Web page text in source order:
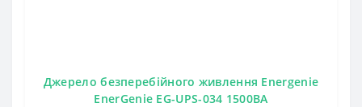
Джерело безперебійного живлення Energenie
EnerGenie EG-UPS-034 1500ВA